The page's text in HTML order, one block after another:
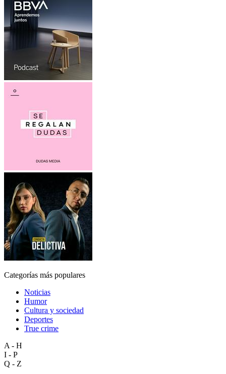
Categorías más populares
Noticias
Humor
Cultura y sociedad
Deportes
True crime
A - H
I - P
Q - Z